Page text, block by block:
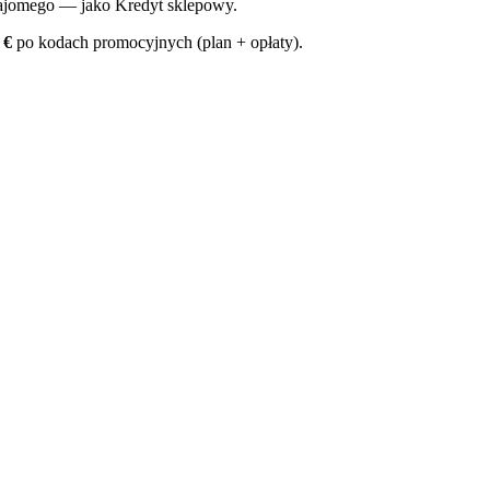
— jako Kredyt sklepowy.
€ po kodach promocyjnych (plan + opłaty).